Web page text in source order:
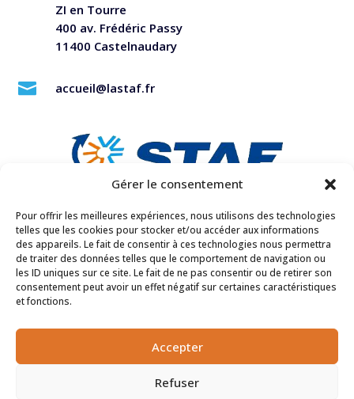
Gérer le consentement
Pour offrir les meilleures expériences, nous utilisons des technologies
telles que les cookies pour stocker et/ou accéder aux informations
des appareils. Le fait de consentir à ces technologies nous permettra
de traiter des données telles que le comportement de navigation ou
les ID uniques sur ce site. Le fait de ne pas consentir ou de retirer son
consentement peut avoir un effet négatif sur certaines caractéristiques
et fonctions.
Accepter
Refuser
ZI en Tourre
400 av. Frédéric Passy
11400 Castelnaudary
 accueil@lastaf.fr
 Téléphone
04 68 23 07 27

Du lundi au jeudi :
08h – 12h / 14h – 18h